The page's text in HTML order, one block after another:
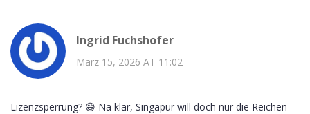
Ingrid Fuchshofer
März 15, 2026 AT 11:02
Lizenzsperrung? 😅 Na klar, Singapur will doch nur die Reichen